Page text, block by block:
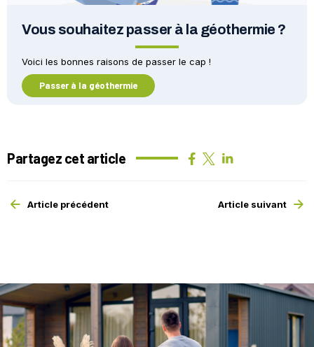
Vous souhaitez passer à la géothermie ?
Voici les bonnes raisons de passer le cap !
Passer à la géothermie
Partagez cet article
Article précédent Article suivant